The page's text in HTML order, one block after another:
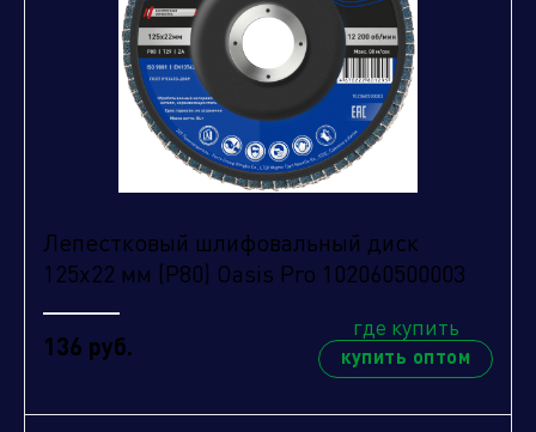
Лепестковый шлифовальный диск
125х22 мм (P80) Oasis Pro 102060500003
136 руб.
где купить
купить оптом